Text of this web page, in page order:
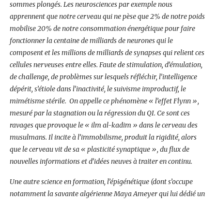
sommes plongés. Les neurosciences par exemple nous
apprennent que notre cerveau qui ne pèse que 2% de notre poids
mobilise 20% de notre consommation énergétique pour faire
fonctionner la centaine de milliards de neurones qui le
composent et les millions de milliards de synapses qui relient ces
cellules nerveuses entre elles. Faute de stimulation, d’émulation,
de challenge, de problèmes sur lesquels réfléchir, l’intelligence
dépérit, s’étiole dans l’inactivité, le suivisme improductif, le
mimétisme stérile. On appelle ce phénomène « l’effet Flynn »,
mesuré par la stagnation ou la régression du QI. Ce sont ces
ravages que provoque le « ilm al-kadim » dans le cerveau des
musulmans. Il incite à l’immobilisme, produit la rigidité, alors
que le cerveau vit de sa « plasticité synaptique », du flux de
nouvelles informations et d’idées neuves à traiter en continu.
Une autre science en formation, l’épigénétique (dont s’occupe
notamment la savante algérienne Maya Ameyer qui lui dédié un